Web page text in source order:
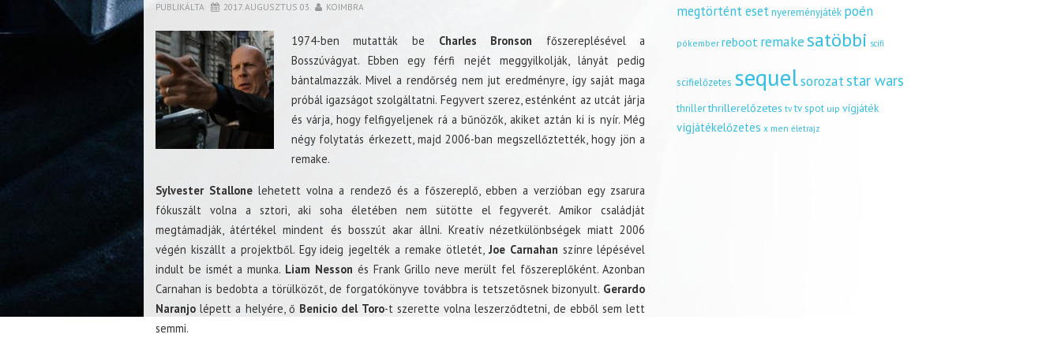
PUBLIKÁLTA 2017. AUGUSZTUS 03. KOIMBRA
1974-ben mutatták be Charles Bronson főszereplésével a
Bosszúvágyat. Ebben egy férfi nejét meggyilkolják, lányát pedig
bántalmazzák. Mivel a rendőrség nem jut eredményre, így saját maga
próbál igazságot szolgáltatni. Fegyvert szerez, esténként az utcát járja
és várja, hogy felfigyeljenek rá a bűnözők, akiket aztán ki is nyír. Még
négy folytatás érkezett, majd 2006-ban megszellőztették, hogy jön a
remake.
Sylvester Stallone lehetett volna a rendező és a főszereplő, ebben a verzióban egy zsarura
fókuszált volna a sztori, aki soha életében nem sütötte el fegyverét. Amikor családját
megtámadják, átértékel mindent és bosszút akar állni. Kreatív nézetkülönbségek miatt 2006
végén kiszállt a projektből. Egy ideig jegelték a remake ötletét, Joe Carnahan színre lépésével
indult be ismét a munka. Liam Nesson és Frank Grillo neve merült fel főszereplőként. Azonban
Carnahan is bedobta a törülközőt, de forgatókönyve továbbra is tetszetősnek bizonyult. Gerardo
Naranjo lépett a helyére, ő Benicio del Toro-t szerette volna leszerződtetni, de ebből sem lett
semmi.
megtörtént esetnyereményjáték poén
pókember reboot remakesatöbbi scifi
scifielőzetes sequelsorozatstar wars
thrillerthrillerelőzetes tv tv spot uip vígjáték
vígjátékelőzetes x men életrajz